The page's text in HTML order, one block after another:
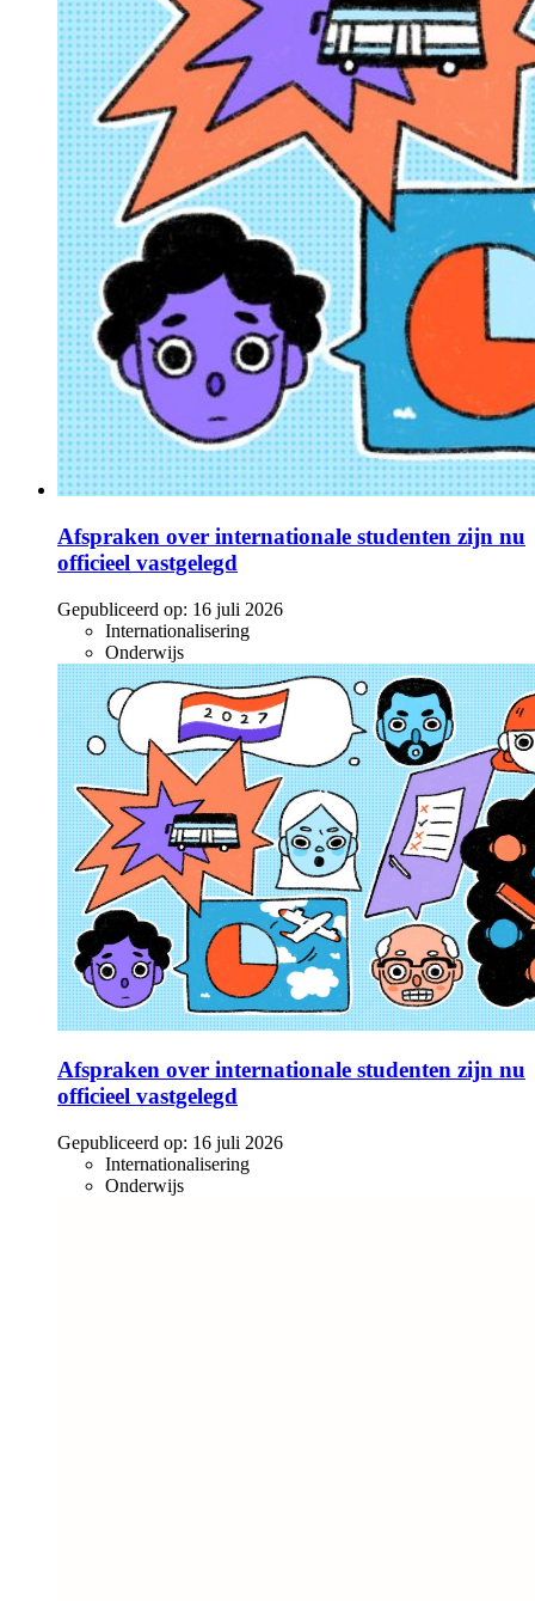
Afspraken over internationale studenten zijn nu
officieel vastgelegd
Gepubliceerd op: 16 juli 2026
Internationalisering
Onderwijs
Afspraken over internationale studenten zijn nu
officieel vastgelegd
Gepubliceerd op: 16 juli 2026
Internationalisering
Onderwijs